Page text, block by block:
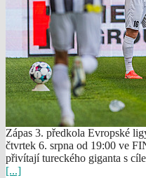
Zápas 3. předkola Evropské
čtvrtek 6. srpna od 19:00 ve
přivítají tureckého giganta s
[...]